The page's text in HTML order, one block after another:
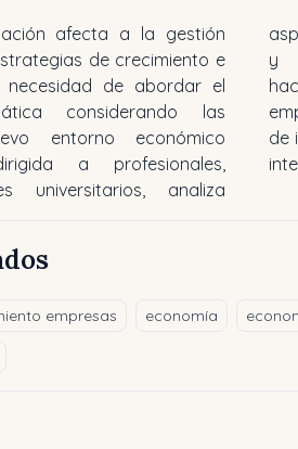
afecta a la gestión
de crecimiento e
necesidad de abordar el
considerando las
entorno económico
a profesionales,
universitarios, analiza
son las nuevas formas
e internacionalización,
a las nuevas redes de
los anexos finales datos
turístico español y la
empresas economía